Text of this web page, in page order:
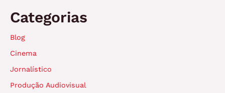
Categorias
Blog
Cinema
Jornalístico
Produção Audiovisual